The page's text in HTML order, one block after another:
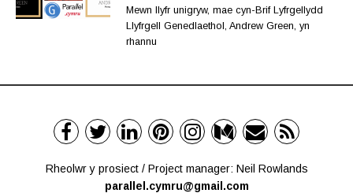
Mewn llyfr unigryw, mae cyn-Brif Lyfrgellydd
Llyfrgell Genedlaethol, Andrew Green, yn
rhannu
Rheolwr y prosiect / Project manager: Neil Rowlands
parallel.cymru@gmail.com